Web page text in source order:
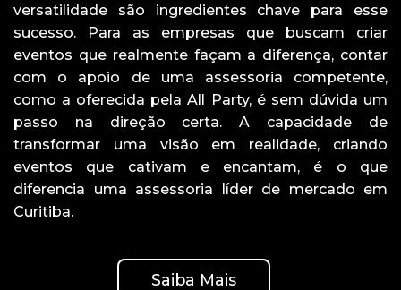
versatilidade são ingredientes chave para esse
sucesso. Para as empresas que buscam criar
eventos que realmente façam a diferença, contar
com o apoio de uma assessoria competente,
como a oferecida pela All Party, é sem dúvida um
passo na direção certa. A capacidade de
transformar uma visão em realidade, criando
eventos que cativam e encantam, é o que
diferencia uma assessoria líder de mercado em
Curitiba.
Saiba Mais